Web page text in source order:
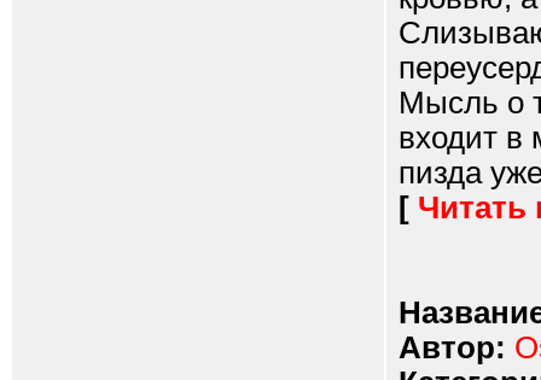
Мысль о
входит в
пизда
[ Читать
Автор: